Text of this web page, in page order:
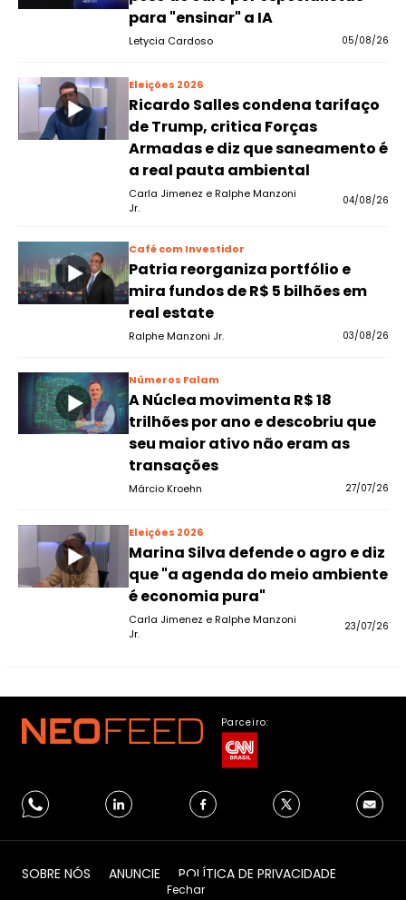
para "ensinar" a IA
Letycia Cardoso 05/08/26
Eleições 2026
Ricardo Salles condena tarifaço
de Trump, critica Forças
Armadas e diz que saneamento é
a real pauta ambiental
Carla Jimenez e Ralphe Manzoni
Jr.
04/08/26
Café com Investidor
Patria reorganiza portfólio e
mira fundos de R$ 5 bilhões em
real estate
Ralphe Manzoni Jr. 03/08/26
Números Falam
A Núclea movimenta R$ 18
trilhões por ano e descobriu que
seu maior ativo não eram as
transações
Márcio Kroehn 27/07/26
Eleições 2026
Marina Silva defende o agro e diz
que "a agenda do meio ambiente
é economia pura"
Carla Jimenez e Ralphe Manzoni
Jr.
23/07/26
Fechar
Parceiro:
SOBRE NÓS ANUNCIE POLÍTICA DE PRIVACIDADE